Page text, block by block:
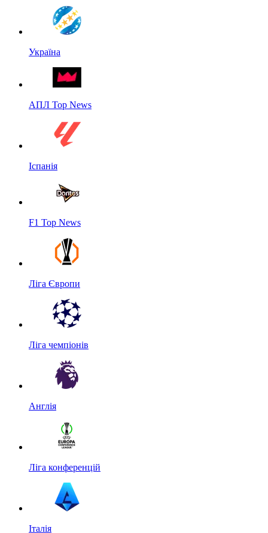
Україна
АПЛ Top News
Іспанія
F1 Top News
Ліга Європи
Ліга чемпіонів
Англія
Ліга конференцій
Італія